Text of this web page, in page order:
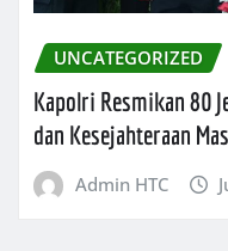
UNCATEGORIZED
Kapolri Resmikan 80
dan Kesejahteraan
Admin HTC